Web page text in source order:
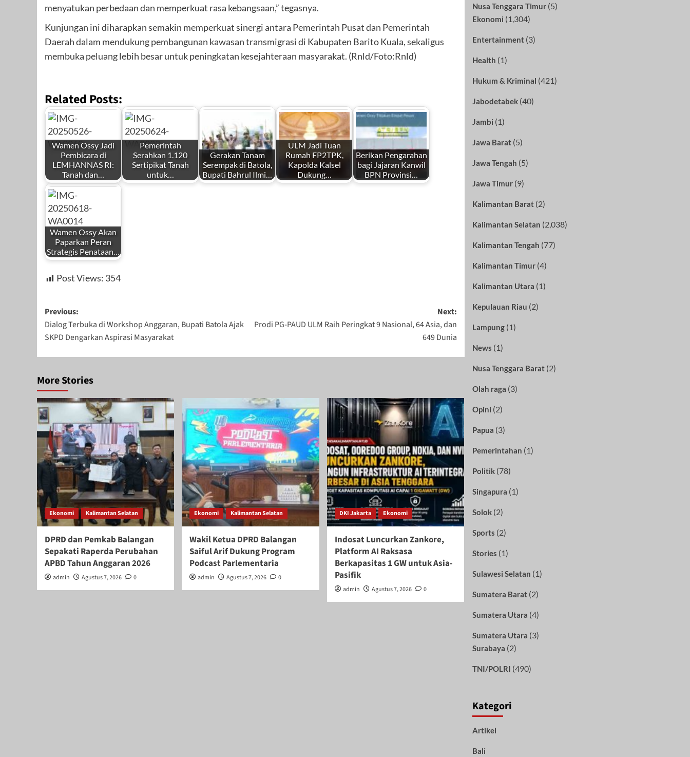
menyatukan perbedaan dan memperkuat rasa kebangsaan,” tegasnya.
Kunjungan ini diharapkan semakin memperkuat sinergi antara Pemerintah Pusat dan Pemerintah
Daerah dalam mendukung pembangunan kawasan transmigrasi di Kabupaten Barito Kuala, sekaligus
membuka peluang lebih besar untuk peningkatan kesejahteraan masyarakat. (Rnld/Foto:Rnld)
Related Posts:
Wamen Ossy Jadi
Pembicara di
LEMHANNAS RI:
Tanah dan…
Pemerintah
Serahkan 1.120
Sertipikat Tanah
untuk…
Gerakan Tanam
Serempak di Batola,
Bupati Bahrul Ilmi…
ULM Jadi Tuan
Rumah FP2TPK,
Kapolda Kalsel
Dukung…
Berikan Pengarahan
bagi Jajaran Kanwil
BPN Provinsi…
Wamen Ossy Akan
Paparkan Peran
Strategis Penataan…
Post Views: 354
Post
navigation
Previous:
Dialog Terbuka di Workshop Anggaran, Bupati Batola Ajak
SKPD Dengarkan Aspirasi Masyarakat
Next:
Prodi PG-PAUD ULM Raih Peringkat 9 Nasional, 64 Asia, dan
649 Dunia
More Stories
Ekonomi Kalimantan Selatan
DPRD dan Pemkab Balangan
Sepakati Raperda Perubahan
APBD Tahun Anggaran 2026
admin Agustus 7, 2026 0
Ekonomi Kalimantan Selatan
Wakil Ketua DPRD Balangan
Saiful Arif Dukung Program
Podcast Parlementaria
admin Agustus 7, 2026 0
DKI Jakarta Ekonomi
Indosat Luncurkan Zankore,
Platform AI Raksasa
Berkapasitas 1 GW untuk Asia-
Pasifik
admin Agustus 7, 2026 0
Nusa Tenggara Timur(5)
Ekonomi (1,304)
Entertainment(3)
Health (1)
Hukum & Kriminal (421)
Jabodetabek(40)
Jambi (1)
Jawa Barat(5)
Jawa Tengah (5)
Jawa Timur(9)
Kalimantan Barat(2)
Kalimantan Selatan (2,038)
Kalimantan Tengah (77)
Kalimantan Timur(4)
Kalimantan Utara (1)
Kepulauan Riau (2)
Lampung(1)
News (1)
Nusa Tenggara Barat(2)
Olah raga (3)
Opini (2)
Papua (3)
Pemerintahan (1)
Politik(78)
Singapura (1)
Solok(2)
Sports (2)
Stories (1)
Sulawesi Selatan (1)
Sumatera Barat(2)
Sumatera Utara (4)
Sumatera Utara (3)
Surabaya (2)
TNI/POLRI (490)
Kategori
Artikel
Bali